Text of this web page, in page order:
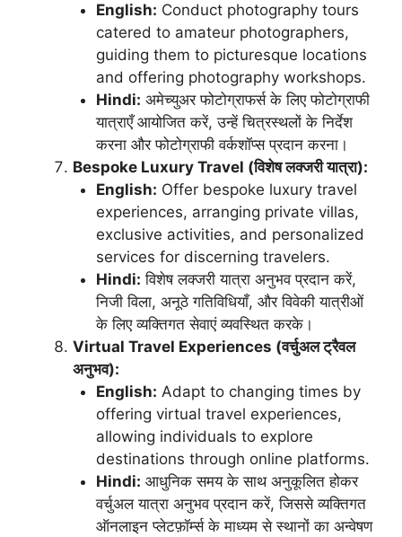
English: Conduct photography tours
catered to amateur photographers,
guiding them to picturesque locations
and offering photography workshops.
Hindi: अमेच्युअर फोटोग्राफर्स के लिए फोटोग्राफी
यात्राएँ आयोजित करें, उन्हें चित्रस्थलों के निर्देश
करना और फोटोग्राफी वर्कशॉप्स प्रदान करना।
Bespoke Luxury Travel (विशेष लक्जरी यात्रा):
English: Offer bespoke luxury travel
experiences, arranging private villas,
exclusive activities, and personalized
services for discerning travelers.
Hindi: विशेष लक्जरी यात्रा अनुभव प्रदान करें,
निजी विला, अनूठे गतिविधियाँ, और विवेकी यात्रीओं
के लिए व्यक्तिगत सेवाएं व्यवस्थित करके।
Virtual Travel Experiences (वर्चुअल ट्रैवल
अनुभव):
English: Adapt to changing times by
offering virtual travel experiences,
allowing individuals to explore
destinations through online platforms.
Hindi: आधुनिक समय के साथ अनुकूलित होकर
वर्चुअल यात्रा अनुभव प्रदान करें, जिससे व्यक्तिगत
ऑनलाइन प्लेटफ़ॉर्म्स के माध्यम से स्थानों का अन्वेषण